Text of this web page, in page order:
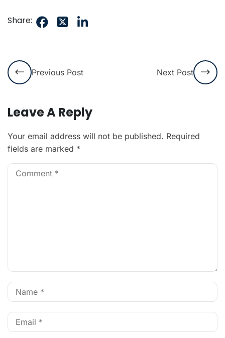
Share:
Previous Post Next Post
Leave A Reply
Your email address will not be published. Required
fields are marked *